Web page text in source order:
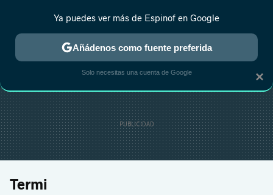
ESTRENOS REALITY ANIME RANKINGS CINE
Termi
×
Ya puedes ver más de Espinof en Google
Añádenos como fuente preferida
Solo necesitas una cuenta de Google